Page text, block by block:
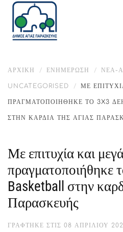
ΑΡΧΙΚΉ ΕΝΗΜΈΡΩΣΗ ΝΕΑ-
UNCATEGORISED ΜΕ
ΠΡΑΓΜΑΤΟΠΟΙΉΘΗΚΕ ΤΟ 3X3 ΔΕΗ
ΣΤΗΝ ΚΑΡΔΙΆ ΤΗΣ ΑΓΊΑΣ
Με επιτυχία και
πραγματοποιήθηκε
Basketball στην
Παρασκευής
ΓΡΆΦΤΗΚΕ ΣΤΙΣ 08 ΑΠΡΙΛΊΟΥ